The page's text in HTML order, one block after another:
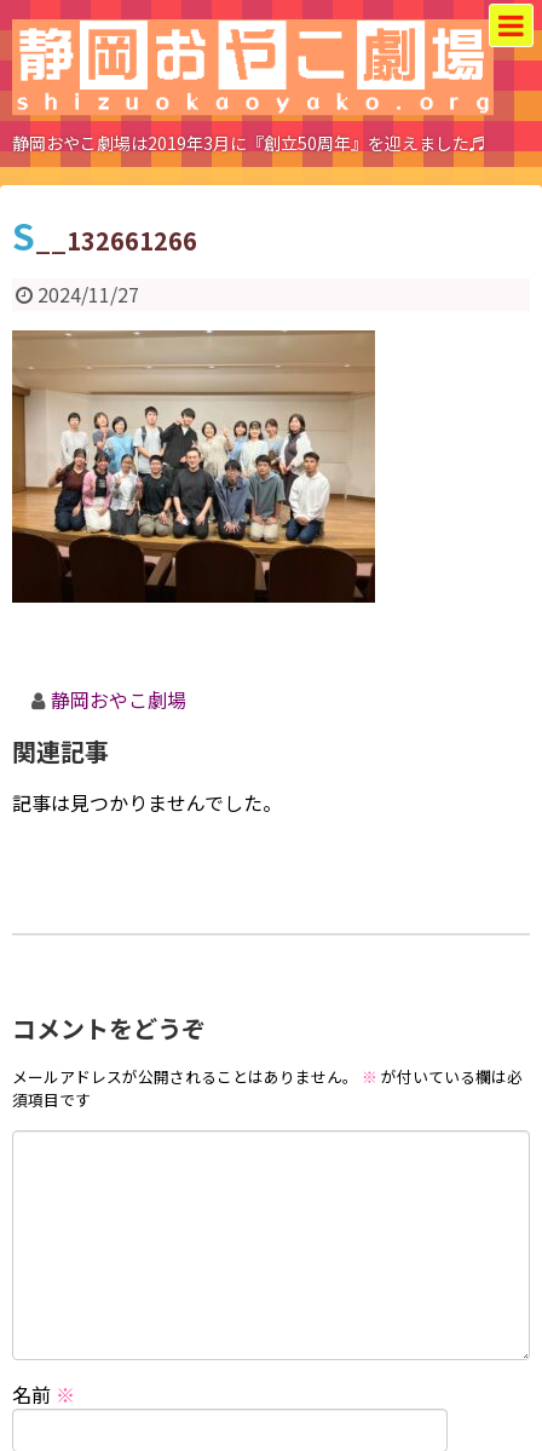
静岡おやこ劇場は2019年3月に『創立50周年』を迎えました♬
S __132661266
2024/11/27
静岡おやこ劇場
関連記事
記事は見つかりませんでした。
コメントをどうぞ
メールアドレスが公開されることはありません。 ※ が付いている欄は必
須項目です
名前 ※